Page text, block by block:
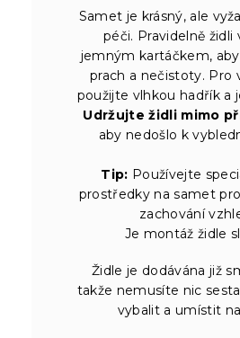
Samet je krásný, ale
péči. Pravidelně židli
jemným kartáčkem,
prach a nečistoty. Pro
použijte vlhkou hadřík a
Udržujte židli mimo
aby nedošlo k
Tip: Používejte
prostředky na samet
zachování
Je montáž židle
Židle je dodávána již
takže nemusíte nic
vybalit a umístit